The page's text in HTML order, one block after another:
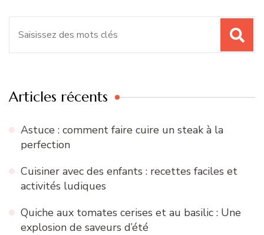
Articles récents
Astuce : comment faire cuire un steak à la
perfection
Cuisiner avec des enfants : recettes faciles et
activités ludiques
Quiche aux tomates cerises et au basilic : Une
explosion de saveurs d’été